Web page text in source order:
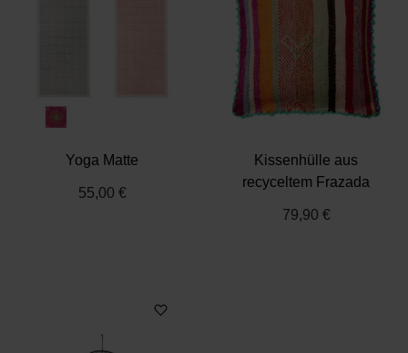
Yoga Matte
55,00 €
Kissenhülle aus
recyceltem Frazada
79,90 €